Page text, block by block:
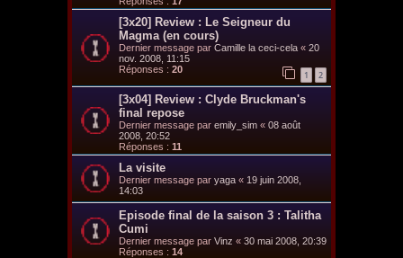
[3x20] Review : Le Seigneur du
Magma (en cours)
Dernier message par Camille la ceci-cela « 20
nov. 2008, 11:15
Réponses : 20 1 2
[3x04] Review : Clyde Bruckman's
final repose
Dernier message par emily_sim « 08 août
2008, 20:52
Réponses : 11
La visite
Dernier message par yaga « 19 juin 2008,
14:03
Episode final de la saison 3 : Talitha
Cumi
Dernier message par Vinz « 30 mai 2008, 20:39
Réponses : 14